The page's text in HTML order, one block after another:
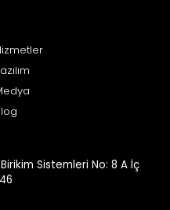
Sistemleri No: 8 A İç